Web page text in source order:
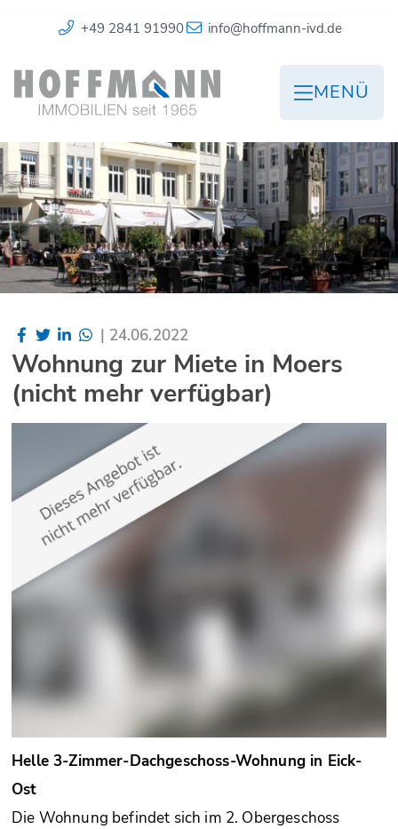
+49 2841 91990 info@hoffmann-ivd.de
MENÜ
| 24.06.2022
Wohnung zur Miete in Moers
(nicht mehr verfügbar)
Helle 3-Zimmer-Dachgeschoss-Wohnung in Eick-
Ost
Die Wohnung befindet sich im 2. Obergeschoss